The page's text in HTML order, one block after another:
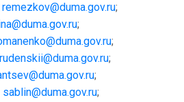
remezkov@duma.gov.ru;
;
;
rudenskii@duma.gov.ru;
;
sablin@duma.gov.ru;